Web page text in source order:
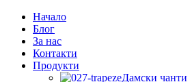
Начало
Блог
За нас
Контакти
Продукти
Дамски